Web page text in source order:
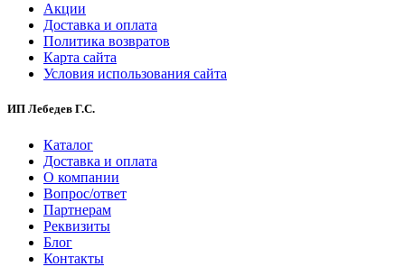
Акции
Доставка и оплата
Политика возвратов
Карта сайта
Условия использования сайта
ИП Лебедев Г.С.
Каталог
Доставка и оплата
О компании
Вопрос/ответ
Партнерам
Реквизиты
Блог
Контакты